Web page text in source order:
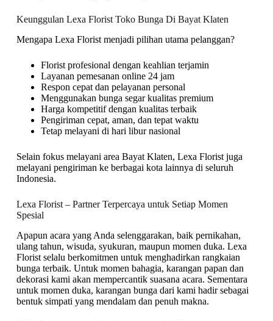
Keunggulan Lexa Florist Toko Bunga Di Bayat Klaten
Mengapa Lexa Florist menjadi pilihan utama pelanggan?
Florist profesional dengan keahlian terjamin
Layanan pemesanan online 24 jam
Respon cepat dan pelayanan personal
Menggunakan bunga segar kualitas premium
Harga kompetitif dengan kualitas terbaik
Pengiriman cepat, aman, dan tepat waktu
Tetap melayani di hari libur nasional
Selain fokus melayani area Bayat Klaten, Lexa Florist juga
melayani pengiriman ke berbagai kota lainnya di seluruh
Indonesia.
Lexa Florist – Partner Terpercaya untuk Setiap Momen
Spesial
Apapun acara yang Anda selenggarakan, baik pernikahan,
ulang tahun, wisuda, syukuran, maupun momen duka. Lexa
Florist selalu berkomitmen untuk menghadirkan rangkaian
bunga terbaik. Untuk momen bahagia, karangan papan dan
dekorasi kami akan mempercantik suasana acara. Sementara
untuk momen duka, karangan bunga dari kami hadir sebagai
bentuk simpati yang mendalam dan penuh makna.